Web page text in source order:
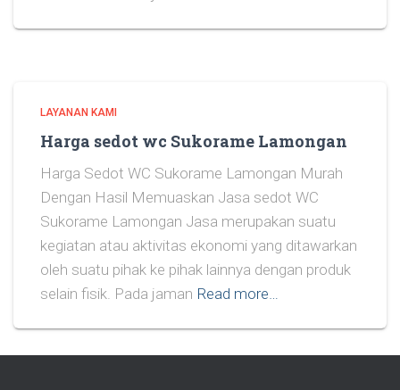
LAYANAN KAMI
Harga sedot wc Sukorame Lamongan
Harga Sedot WC Sukorame Lamongan Murah
Dengan Hasil Memuaskan Jasa sedot WC
Sukorame Lamongan Jasa merupakan suatu
kegiatan atau aktivitas ekonomi yang ditawarkan
oleh suatu pihak ke pihak lainnya dengan produk
selain fisik. Pada jaman Read more…